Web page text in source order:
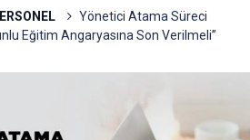
Yönetici Atama Süreci
Eğitim Angaryasına Son Verilmeli”